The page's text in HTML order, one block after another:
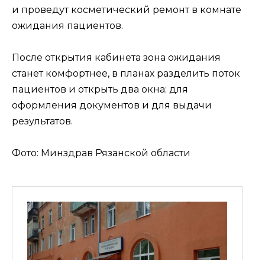
и проведут косметический ремонт в комнате
ожидания пациентов.
После открытия кабинета зона ожидания
станет комфортнее, в планах разделить поток
пациентов и открыть два окна: для
оформления документов и для выдачи
результатов.
Фото: Минздрав Рязанской области